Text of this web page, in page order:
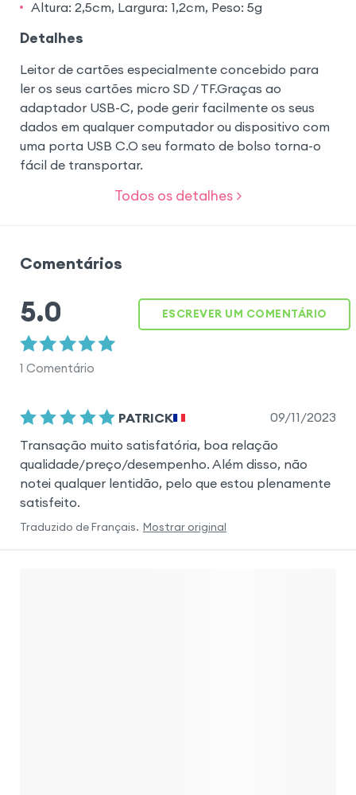
Altura: 2,5cm, Largura: 1,2cm, Peso: 5g
Detalhes
Leitor de cartões especialmente concebido para
ler os seus cartões micro SD / TF.Graças ao
adaptador USB-C, pode gerir facilmente os seus
dados em qualquer computador ou dispositivo com
uma porta USB C.O seu formato de bolso torna-o
fácil de transportar.
Todos os detalhes >
Comentários
5.0
1 Comentário
ESCREVER UM COMENTÁRIO
PATRICK
09/11/2023
Transação muito satisfatória, boa relação
qualidade/preço/desempenho. Além disso, não
notei qualquer lentidão, pelo que estou plenamente
satisfeito.
Traduzido deFrançais. Mostrar original